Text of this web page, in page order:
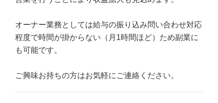
オーナー業務としては給与の振り込み問い合わせ対応
程度で時間が掛からない（月1時間ほど）ため副業に
も可能です。
ご興味お持ちの方はお気軽にご連絡ください。